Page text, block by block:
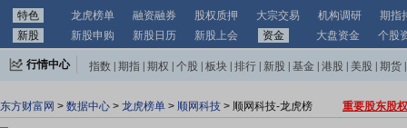
特色 龙虎榜单 融资融券 股权质押 大宗交易 机构调研
期指
新股
新股申购 新股日历 新股上会 资金 大盘资金 个股
行情中心 指数 期指 期权 个股 板块 排行 新股 基金 港股 美股 期货
东方财富网 > 数据中心 > 龙虎榜单 > 顺网科技 > 顺网科技-龙虎榜 重要股东股